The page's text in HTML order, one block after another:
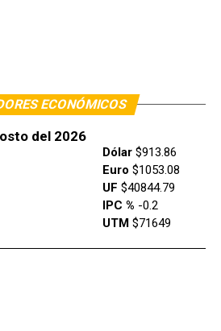
ECONÓMICOS
del 2026
Dólar$913.86
Euro $1053.08
UF $40844.79
IPC % -0.2
UTM$71649